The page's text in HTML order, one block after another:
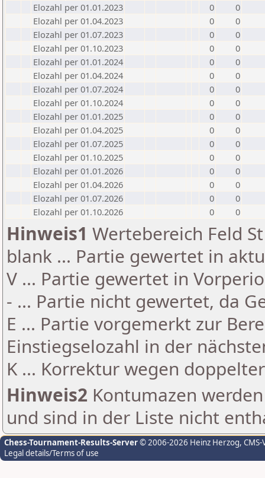
Elozahl per 01.01.2023
0
0
Elozahl per 01.04.2023
0
0
Elozahl per 01.07.2023
0
0
Elozahl per 01.10.2023
0
0
Elozahl per 01.01.2024
0
0
Elozahl per 01.04.2024
0
0
Elozahl per 01.07.2024
0
0
Elozahl per 01.10.2024
0
0
Elozahl per 01.01.2025
0
0
Elozahl per 01.04.2025
0
0
Elozahl per 01.07.2025
0
0
Elozahl per 01.10.2025
0
0
Elozahl per 01.01.2026
0
0
Elozahl per 01.04.2026
0
0
Elozahl per 01.07.2026
0
0
Elozahl per 01.10.2026
0 0
Hinweis1 Wertebereich Feld
blank ... Partie gewertet in
V ... Partie gewertet in
- ... Partie nicht gewertet, da
E ... Partie vorgemerkt zur
Einstiegselozahl in der
K ... Korrektur wegen
Hinweis2 Kontumazen
und sind in der Liste nicht
Chess-Tournament-Results-Server© 2006-2026 Heinz Herzog,
Legal details/Terms of use